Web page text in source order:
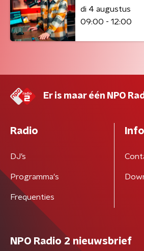
di 4 augustus
09:00 - 12:00
Er is maar één NPO
Radio
DJ’s
Programma's
Frequenties
Info
NPO Radio 2 nieuwsbrief